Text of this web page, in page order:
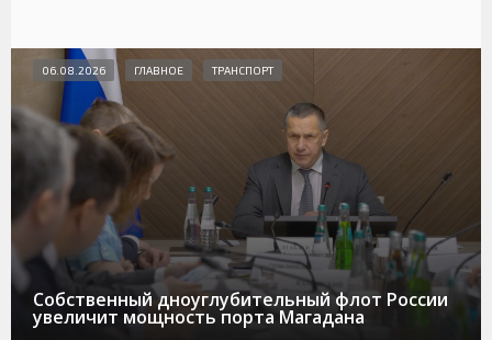
Собственный дноуглубительный флот России
увеличит мощность порта Магадана
06.08.2026 ГЛАВНОЕ ТРАНСПОРТ